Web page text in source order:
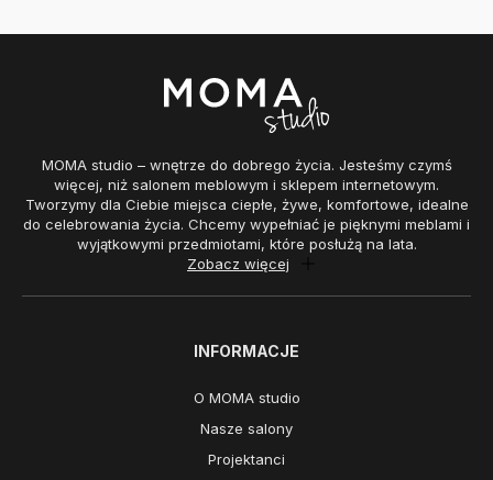
MOMA studio – wnętrze do dobrego życia. Jesteśmy czymś
więcej, niż salonem meblowym i sklepem internetowym.
Tworzymy dla Ciebie miejsca ciepłe, żywe, komfortowe, idealne
do celebrowania życia. Chcemy wypełniać je pięknymi meblami i
wyjątkowymi przedmiotami, które posłużą na lata.
Zobacz więcej
INFORMACJE
O MOMA studio
Nasze salony
Projektanci